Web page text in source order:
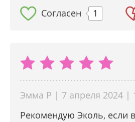
Согласен 1
Эмма Р | 7 апреля 2024 |
Рекомендую Эколь, если